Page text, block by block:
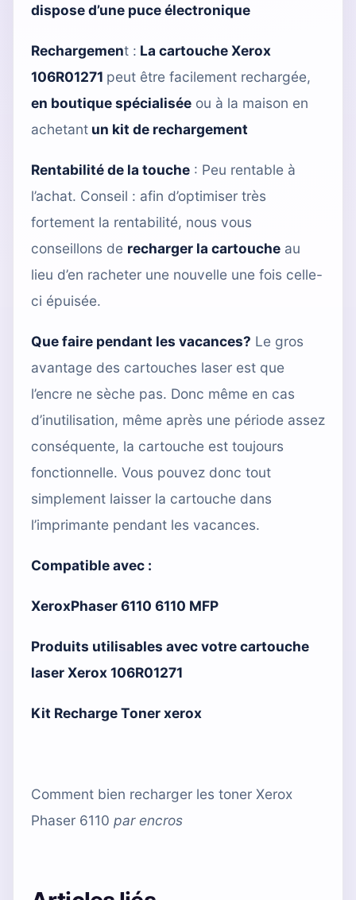
dispose d’une puce électronique
Rechargement : La cartouche Xerox
106R01271 peut être facilement rechargée,
en boutique spécialisée ou à la maison en
achetant un kit de rechargement
Rentabilité de la touche : Peu rentable à
l’achat. Conseil : afin d’optimiser très
fortement la rentabilité, nous vous
conseillons de recharger la cartouche au
lieu d’en racheter une nouvelle une fois celle-
ci épuisée.
Que faire pendant les vacances? Le gros
avantage des cartouches laser est que
l’encre ne sèche pas. Donc même en cas
d’inutilisation, même après une période assez
conséquente, la cartouche est toujours
fonctionnelle. Vous pouvez donc tout
simplement laisser la cartouche dans
l’imprimante pendant les vacances.
Compatible avec :
XeroxPhaser 6110 6110 MFP
Produits utilisables avec votre cartouche
laser Xerox 106R01271
Kit Recharge Toner xerox
Comment bien recharger les toner Xerox
Phaser 6110 parencros